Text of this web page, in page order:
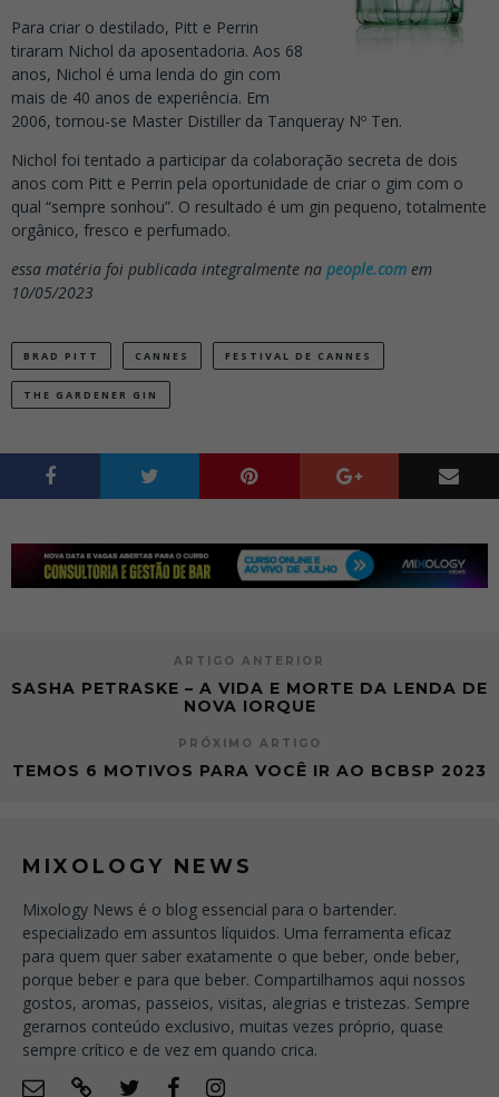
Para criar o destilado, Pitt e Perrin
tiraram Nichol da aposentadoria. Aos 68
anos, Nichol é uma lenda do gin com
mais de 40 anos de experiência. Em
2006, tornou-se Master Distiller da Tanqueray Nº Ten.
Nichol foi tentado a participar da colaboração secreta de dois
anos com Pitt e Perrin pela oportunidade de criar o gim com o
qual “sempre sonhou”. O resultado é um gin pequeno, totalmente
orgânico, fresco e perfumado.
essa matéria foi publicada integralmente na people.com em
10/05/2023
BRAD PITT CANNES FESTIVAL DE CANNES
THE GARDENER GIN
ARTIGO ANTERIOR
SASHA PETRASKE – A VIDA E MORTE DA LENDA DE
NOVA IORQUE
PRÓXIMO ARTIGO
TEMOS 6 MOTIVOS PARA VOCÊ IR AO BCBSP 2023
MIXOLOGY NEWS
Mixology News é o blog essencial para o bartender.
especializado em assuntos líquidos. Uma ferramenta eficaz
para quem quer saber exatamente o que beber, onde beber,
porque beber e para que beber. Compartilhamos aqui nossos
gostos, aromas, passeios, visitas, alegrias e tristezas. Sempre
geramos conteúdo exclusivo, muitas vezes próprio, quase
sempre crítico e de vez em quando crica.